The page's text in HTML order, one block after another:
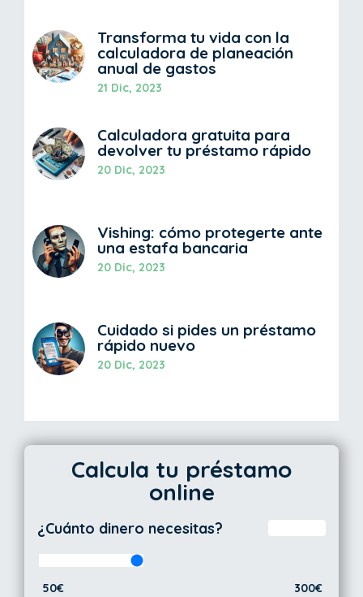
Transforma tu vida con la
calculadora de planeación
anual de gastos
21 Dic, 2023
Calculadora gratuita para
devolver tu préstamo rápido
20 Dic, 2023
Vishing: cómo protegerte ante
una estafa bancaria
20 Dic, 2023
Cuidado si pides un préstamo
rápido nuevo
20 Dic, 2023
Calcula tu préstamo
online
¿Cuánto dinero necesitas?
50€ 300€